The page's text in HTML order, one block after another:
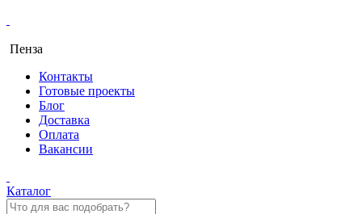
Пенза
Контакты
Готовые проекты
Блог
Доставка
Оплата
Вакансии
Каталог